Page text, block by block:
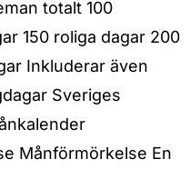
totalt 100
150 roliga dagar 200
Inkluderar även
Sveriges
Månförmörkelse En